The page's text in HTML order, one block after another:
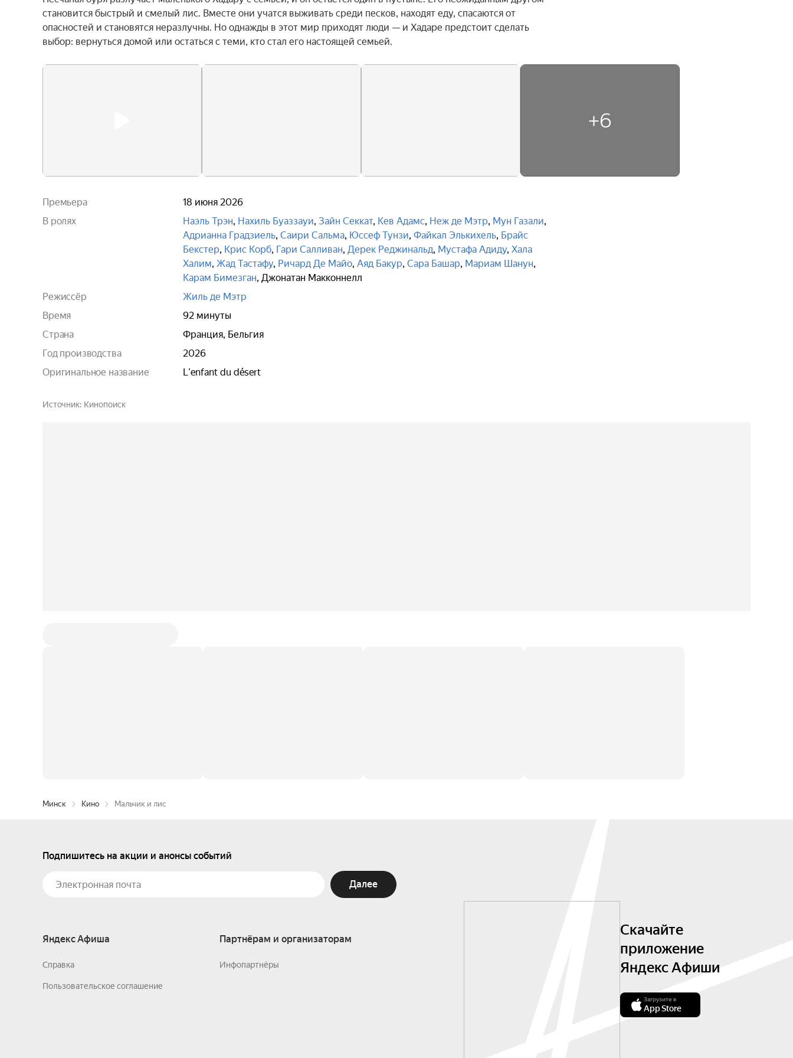
становится быстрый и смелый лис. Вместе они учатся выживать среди песков, находят еду, спасаются от
опасностей и становятся неразлучны. Но однажды в этот мир приходят люди — и Хадаре предстоит сделать
выбор: вернуться домой или остаться с теми, кто стал его настоящей семьей.
+6
Премьера
18 июня 2026
В ролях
Наэль Трэн, Нахиль Буаззауи, Зайн Секкат, Кев Адамс, Неж де Мэтр, Мун Газали,
Адрианна Градзиель, Саири Сальма, Юссеф Тунзи, Файкал Элькихель, Брайс
Бекстер, Крис Корб, Гари Салливан, Дерек Реджинальд, Мустафа Адиду, Хала
Халим, Жад Тастафу, Ричард Де Майо, Аяд Бакур, Сара Башар, Мариам Шанун,
Карам Бимезган, Джонатан Макконнелл
Режиссёр
Жиль де Мэтр
Время
92 минуты
Страна
Франция, Бельгия
Год производства
2026
Оригинальное название
L'enfant du désert
Источник Кинопоиск
Минск Кино Мальчик и лис
Подпишитесь на акции и анонсы событий
Далее
Яндекс Афиша
Справка
Пользовательское соглашение
Партнёрам и организаторам
Инфопартнёры
Скачайте
приложение
Яндекс Афиши
Загрузите в
App Store